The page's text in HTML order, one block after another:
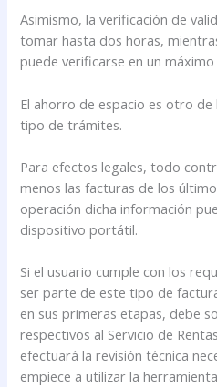
Asimismo, la verificación de
tomar hasta dos horas,
puede verificarse en un
El ahorro de espacio es otro
tipo de trámites.
Para efectos legales, todo
menos las facturas de los
operación dicha información
dispositivo portátil.
Si el usuario cumple con los
ser parte de este tipo de
en sus primeras etapas, debe
respectivos al Servicio de
efectuará la revisión técnica
empiece a utilizar la